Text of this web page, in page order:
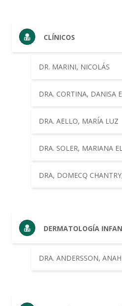
CLÍNICOS
DR. MARINI, NICOLÁS
DRA. CORTINA, DANISA
DRA. AELLO, MARÍA LUZ
DRA. SOLER, MARIANA
DRA, DOMECQ
DERMATOLOGÍA
DRA. ANDERSSON,